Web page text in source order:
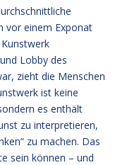
vor einem Exponat
Lobby des
zieht die Menschen
ist keine
es enthält
zu interpretieren,
zu machen. Das
sein können – und